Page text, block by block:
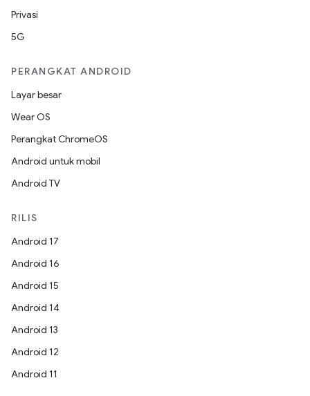
Privasi
5G
PERANGKAT ANDROID
Layar besar
Wear OS
Perangkat ChromeOS
Android untuk mobil
Android TV
RILIS
Android 17
Android 16
Android 15
Android 14
Android 13
Android 12
Android 11